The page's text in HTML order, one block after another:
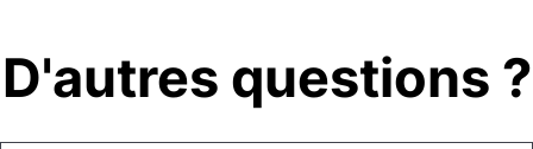
D'autres questions ?